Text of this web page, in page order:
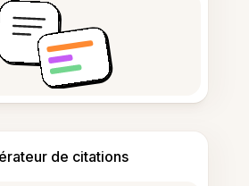
de citations